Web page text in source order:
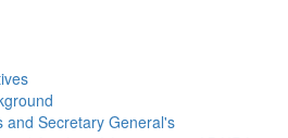
and Secretary General's